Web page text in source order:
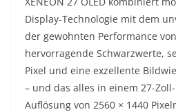
Display-Technologie mit dem
der gewohnten Performance
hervorragende Schwarzwerte,
Pixel und eine exzellente
– und das alles in einem 27-
Auflösung von 2560 × 1440